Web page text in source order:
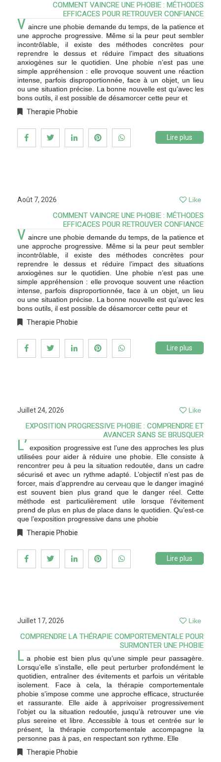
COMMENT VAINCRE UNE PHOBIE : MÉTHODES
EFFICACES POUR RETROUVER CONFIANCE
V aincre une phobie demande du temps, de la patience et
une approche progressive. Même si la peur peut sembler
incontrôlable, il existe des méthodes concrètes pour
reprendre le dessus et réduire l’impact des situations
anxiogènes sur le quotidien. Une phobie n’est pas une
simple appréhension : elle provoque souvent une réaction
intense, parfois disproportionnée, face à un objet, un lieu
ou une situation précise. La bonne nouvelle est qu’avec les
bons outils, il est possible de désamorcer cette peur et
Therapie Phobie
Lire plus
Août 7, 2026 Like
COMMENT VAINCRE UNE PHOBIE : MÉTHODES
EFFICACES POUR RETROUVER CONFIANCE
V aincre une phobie demande du temps, de la patience et
une approche progressive. Même si la peur peut sembler
incontrôlable, il existe des méthodes concrètes pour
reprendre le dessus et réduire l’impact des situations
anxiogènes sur le quotidien. Une phobie n’est pas une
simple appréhension : elle provoque souvent une réaction
intense, parfois disproportionnée, face à un objet, un lieu
ou une situation précise. La bonne nouvelle est qu’avec les
bons outils, il est possible de désamorcer cette peur et
Therapie Phobie
Lire plus
Juillet 24, 2026 Like
EXPOSITION PROGRESSIVE PHOBIE : COMPRENDRE ET
AVANCER SANS SE BRUSQUER
L’ exposition progressive est l’une des approches les plus
utilisées pour aider à réduire une phobie. Elle consiste à
rencontrer peu à peu la situation redoutée, dans un cadre
sécurisé et avec un rythme adapté. L’objectif n’est pas de
forcer, mais d’apprendre au cerveau que le danger imaginé
est souvent bien plus grand que le danger réel. Cette
méthode est particulièrement utile lorsque l’évitement
prend de plus en plus de place dans le quotidien. Qu’est-ce
que l’exposition progressive dans une phobie
Therapie Phobie
Lire plus
Juillet 17, 2026 Like
COMPRENDRE LA THÉRAPIE COMPORTEMENTALE POUR
SURMONTER UNE PHOBIE
L a phobie est bien plus qu’une simple peur passagère.
Lorsqu’elle s’installe, elle peut perturber profondément le
quotidien, entraîner des évitements et parfois un véritable
isolement. Face à cela, la thérapie comportementale
phobie s’impose comme une approche efficace, structurée
et rassurante. Elle aide à apprivoiser progressivement
l’objet ou la situation redoutée, jusqu’à retrouver une vie
plus sereine et libre. Accessible à tous et centrée sur le
présent, la thérapie comportementale accompagne la
personne pas à pas, en respectant son rythme. Elle
Therapie Phobie